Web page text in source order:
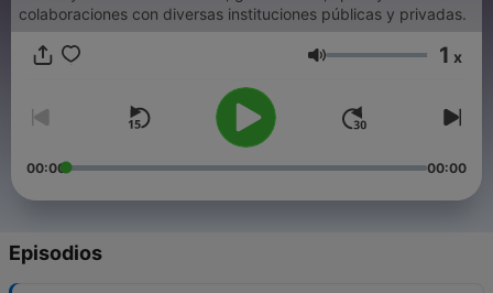
colaboraciones con diversas instituciones públicas y privadas.
Volumen 1 x
00:00 00:00
Episodios